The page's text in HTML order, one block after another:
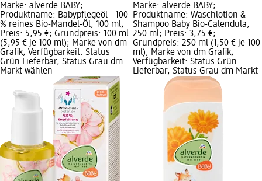
Marke: alverde BABY;
Produktname: Babypflegeöl - 100
% reines Bio-Mandel-Öl, 100 ml;
Preis: 5,95 €; Grundpreis: 100 ml
(5,95 € je 100 ml); Marke von dm
Grafik; Verfügbarkeit: Status
Grün Lieferbar, Status Grau dm
Markt wählen
Marke: alverde BABY;
Produktname: Waschlotion &
Shampoo Baby Bio-Calendula,
250 ml; Preis: 3,75 €;
Grundpreis: 250 ml (1,50 € je 100
ml); Marke von dm Grafik;
Verfügbarkeit: Status Grün
Lieferbar, Status Grau dm Markt